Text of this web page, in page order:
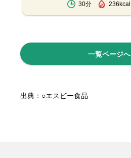
30分 236kcal
一覧ページへ
出典：○エスビー食品